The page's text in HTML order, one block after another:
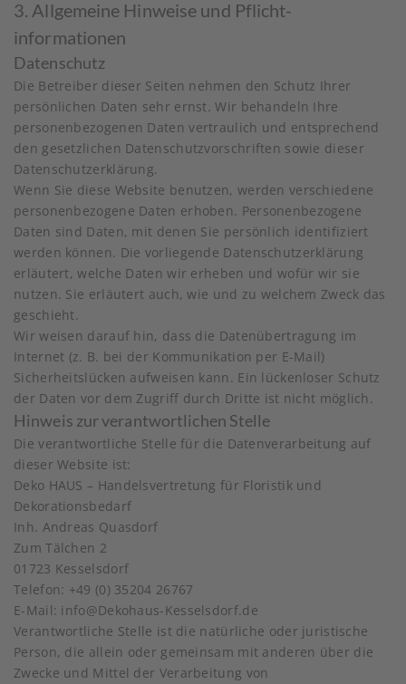
3. Allgemeine Hinweise und Pflicht­
informationen
Datenschutz
Die Betreiber dieser Seiten nehmen den Schutz Ihrer
persönlichen Daten sehr ernst. Wir behandeln Ihre
personenbezogenen Daten vertraulich und entsprechend
den gesetzlichen Datenschutzvorschriften sowie dieser
Datenschutzerklärung.
Wenn Sie diese Website benutzen, werden verschiedene
personenbezogene Daten erhoben. Personenbezogene
Daten sind Daten, mit denen Sie persönlich identifiziert
werden können. Die vorliegende Datenschutzerklärung
erläutert, welche Daten wir erheben und wofür wir sie
nutzen. Sie erläutert auch, wie und zu welchem Zweck das
geschieht.
Wir weisen darauf hin, dass die Datenübertragung im
Internet (z. B. bei der Kommunikation per E-Mail)
Sicherheitslücken aufweisen kann. Ein lückenloser Schutz
der Daten vor dem Zugriff durch Dritte ist nicht möglich.
Hinweis zur verantwortlichen Stelle
Die verantwortliche Stelle für die Datenverarbeitung auf
dieser Website ist:
Deko HAUS – Handelsvertretung für Floristik und
Dekorationsbedarf
Inh. Andreas Quasdorf
Zum Tälchen 2
01723 Kesselsdorf
Telefon: +49 (0) 35204 26767
E-Mail: info@Dekohaus-Kesselsdorf.de
Verantwortliche Stelle ist die natürliche oder juristische
Person, die allein oder gemeinsam mit anderen über die
Zwecke und Mittel der Verarbeitung von